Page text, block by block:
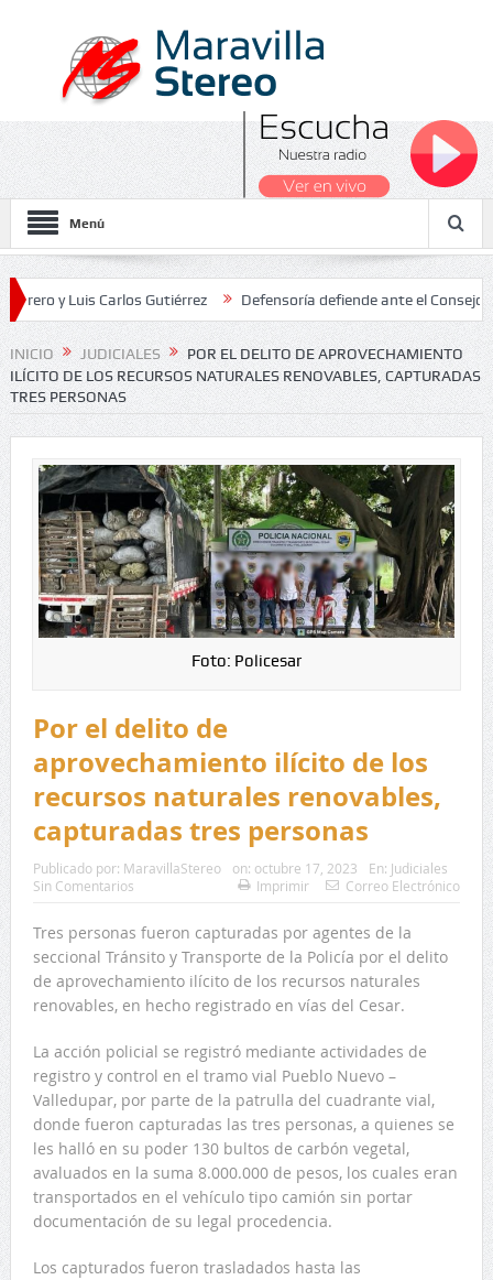
Menú
Luis Carlos Gutiérrez Defensoría defiende ante el Consejo de
Nacionales 2026
INICIO JUDICIALES
POR EL DELITO DE APROVECHAMIENTO
ILÍCITO DE LOS RECURSOS NATURALES RENOVABLES, CAPTURADAS
TRES PERSONAS
Foto: Policesar
Por el delito de
aprovechamiento ilícito de los
recursos naturales renovables,
capturadas tres personas
Publicado por: MaravillaStereo on: octubre 17, 2023 En: Judiciales
Sin Comentarios
Imprimir Correo Electrónico
Tres personas fueron capturadas por agentes de la
seccional Tránsito y Transporte de la Policía por el delito
de aprovechamiento ilícito de los recursos naturales
renovables, en hecho registrado en vías del Cesar.
La acción policial se registró mediante actividades de
registro y control en el tramo vial Pueblo Nuevo –
Valledupar, por parte de la patrulla del cuadrante vial,
donde fueron capturadas las tres personas, a quienes se
les halló en su poder 130 bultos de carbón vegetal,
avaluados en la suma 8.000.000 de pesos, los cuales eran
transportados en el vehículo tipo camión sin portar
documentación de su legal procedencia.
Los capturados fueron trasladados hasta las